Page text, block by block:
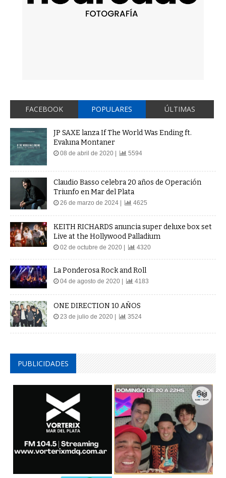
FACEBOOK POPULARES ÚLTIMAS
JP SAXE lanza If The World Was Ending ft.
Evaluna Montaner
08 de abril de 2020 | 5594
Claudio Basso celebra 20 años de Operación
Triunfo en Mar del Plata
26 de marzo de 2024 | 4625
KEITH RICHARDS anuncia super deluxe box set
Live at the Hollywood Palladium
02 de octubre de 2020 | 4320
La Ponderosa Rock and Roll
04 de agosto de 2020 | 4183
ONE DIRECTION 10 AÑOS
23 de julio de 2020 | 3524
PUBLICIDADES